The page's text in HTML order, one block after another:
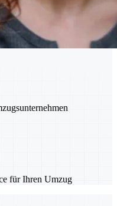
für Ihren Umzug